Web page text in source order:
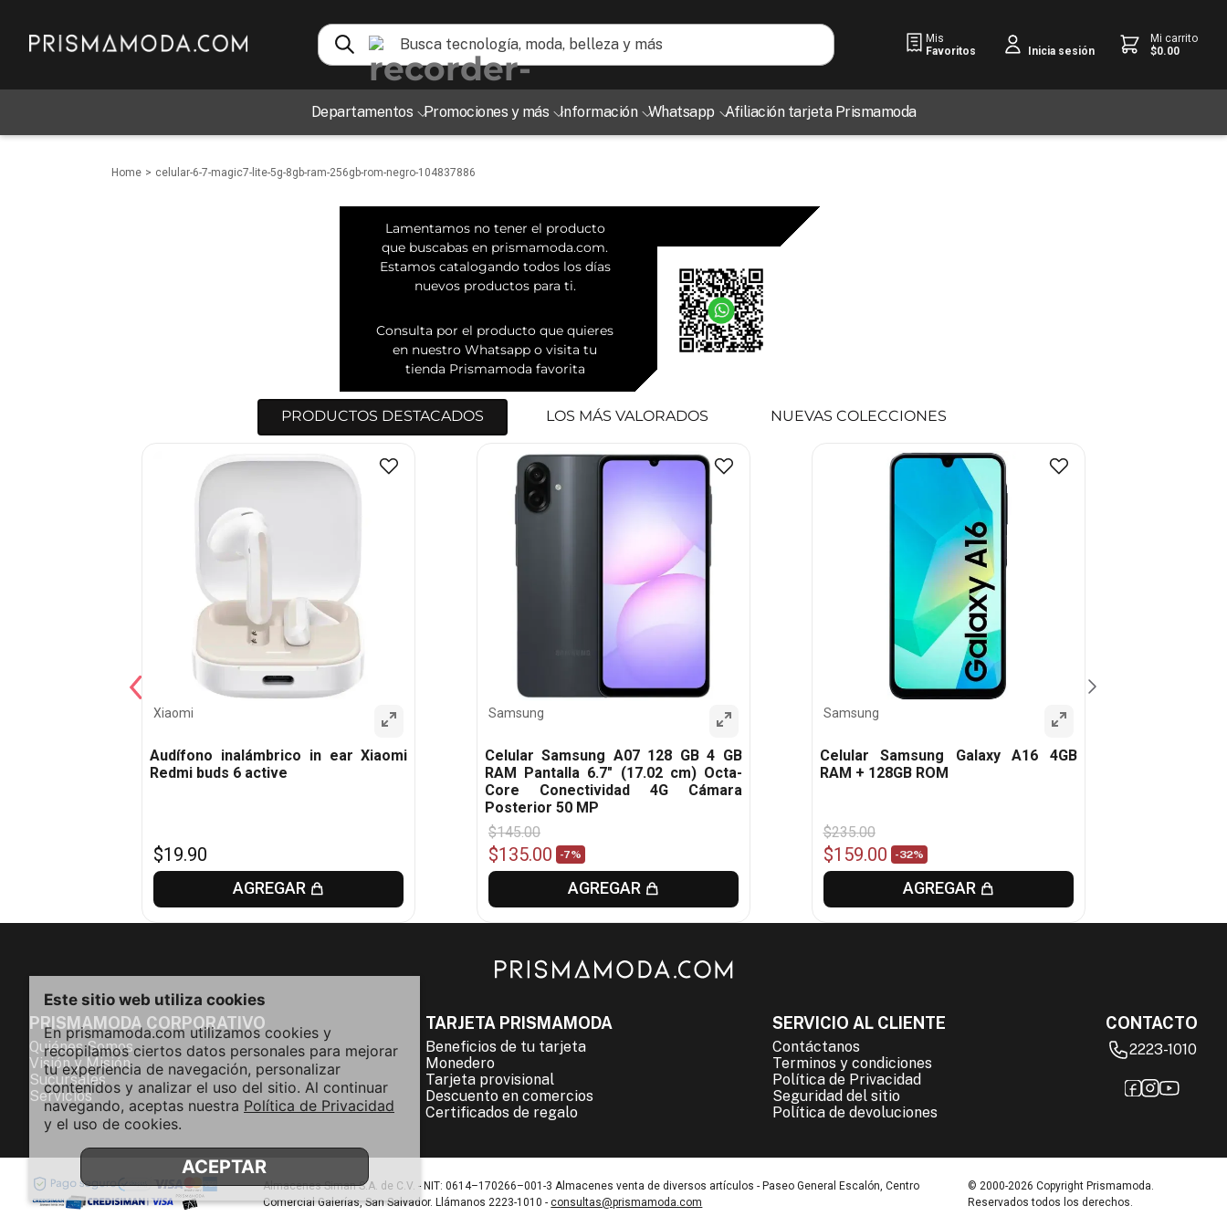
Busca tecnología, moda, belleza y más
Mis
Favoritos
Inicia sesión
Mi carrito
$0.00
Departamentos Promociones y más Información Whatsapp Afiliación tarjeta Prismamoda
Este sitio web utiliza cookies
En prismamoda.com utilizamos cookies y
recopilamos ciertos datos personales para mejorar
tu experiencia de navegación, personalizar
contenidos y analizar el uso del sitio. Al continuar
navegando, aceptas nuestra Política de Privacidad
y el uso de cookies.
ACEPTAR
celular-6-7-magic7-lite-5g-8gb-ram-256gb-rom-negro-104837886
Lamentamos no tener el producto
que buscabas en prismamoda.com.
Estamos catalogando todos los días
nuevos productos para ti.
Consulta por el producto que quieres
en nuestro Whatsapp o visita tu
tienda Prismamoda favorita
PRODUCTOS DESTACADOS LOS MÁS VALORADOS NUEVAS COLECCIONES
Xiaomi
Audífono inalámbrico in ear Xiaomi
Redmi buds 6 active
$19.90
AGREGAR
Samsung
Celular Samsung A07 128 GB 4 GB
RAM Pantalla 6.7" (17.02 cm) Octa-
Core Conectividad 4G Cámara
Posterior 50 MP
$145.00
$135.00 -7%
AGREGAR
Samsung
Celular Samsung Galaxy A16 4GB
RAM + 128GB ROM
$235.00
$159.00 -32%
AGREGAR
PRISMAMODA CORPORATIVO
Quiénes Somos
Visión y Misión
Sucursales
Servicios
TARJETA PRISMAMODA
Beneficios de tu tarjeta
Monedero
Tarjeta provisional
Descuento en comercios
Certificados de regalo
SERVICIO AL CLIENTE
Contáctanos
Terminos y condiciones
Política de Privacidad
Seguridad del sitio
Política de devoluciones
CONTACTO
2223-1010
Almacenes Siman S.A. de C.V. - NIT: 0614–170266–001-3 Almacenes venta de diversos artículos - Paseo General Escalón, Centro
Comercial Galerías, San Salvador. Llámanos 2223-1010 -consultas@prismamoda.com
© 2000-2026 Copyright Prismamoda.
Reservados todos los derechos.
TÉRMINOS MÁS BUSCADOS
perfumes
3.
vestidos
traje baño